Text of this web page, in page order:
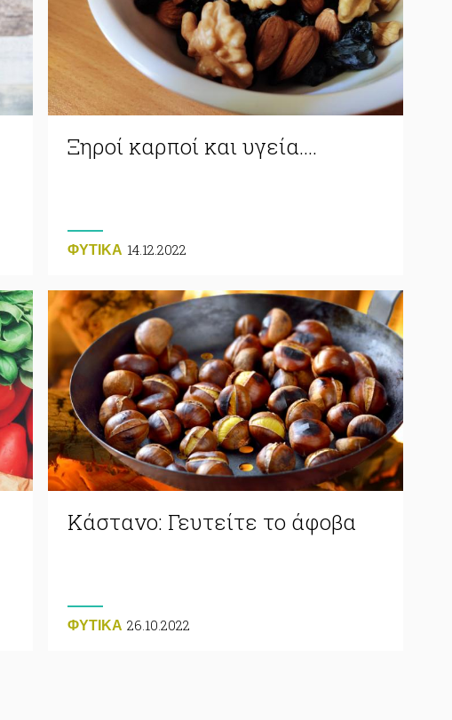
Ξηροί καρποί και υγεία….
ΦΥΤΙΚA 14.12.2022
Κάστανο: Γευτείτε το άφοβα
ΦΥΤΙΚA 26.10.2022